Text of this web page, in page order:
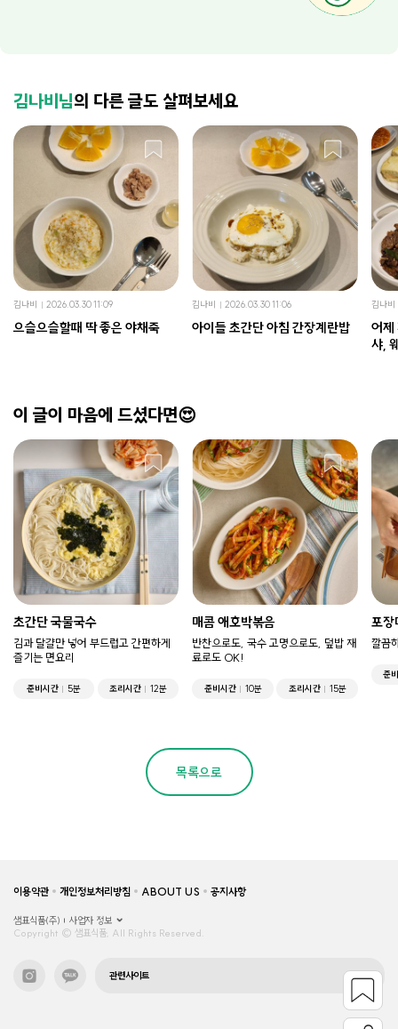
김나비님의 다른 글도 살펴보세요
김나비 2026.03.30 11:09
으슬으슬할때 딱 좋은 야채죽
김나비 2026.03.30 11:06
아이들 초간단 아침 간장계란밥
김나비
어제
샤,
이 글이 마음에 드셨다면😍
초간단 국물국수
김과 달걀만 넣어 부드럽고 간편하게
즐기는 면요리
준비시간 5분 조리시간 12분
매콤 애호박볶음
반찬으로도, 국수 고명으로도, 덮밥 재
료로도 OK!
준비시간 10분 조리시간 15분
포장
깔끔
준
목록으로
이용약관 개인정보처리방침 ABOUT US 공지사항
샘표식품(주)
사업자 정보
Copyright © 샘표식품, All Rights Reserved.
관련사이트